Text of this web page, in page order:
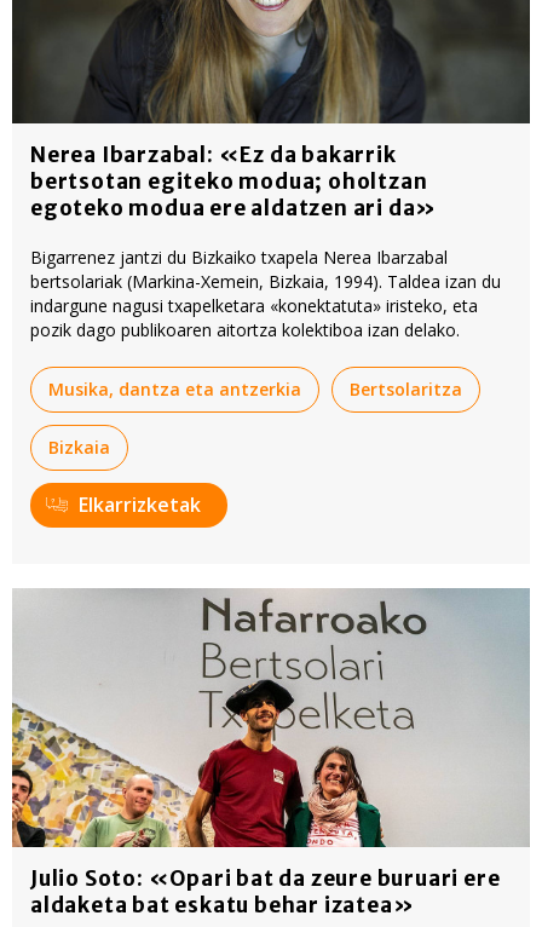
Nerea Ibarzabal: «Ez da bakarrik
bertsotan egiteko modua; oholtzan
egoteko modua ere aldatzen ari da»
Bigarrenez jantzi du Bizkaiko txapela Nerea Ibarzabal
bertsolariak (Markina-Xemein, Bizkaia, 1994). Taldea izan du
indargune nagusi txapelketara «konektatuta» iristeko, eta
pozik dago publikoaren aitortza kolektiboa izan delako.
Musika, dantza eta antzerkia Bertsolaritza
Bizkaia
Elkarrizketak
Julio Soto: «Opari bat da zeure buruari ere
aldaketa bat eskatu behar izatea»